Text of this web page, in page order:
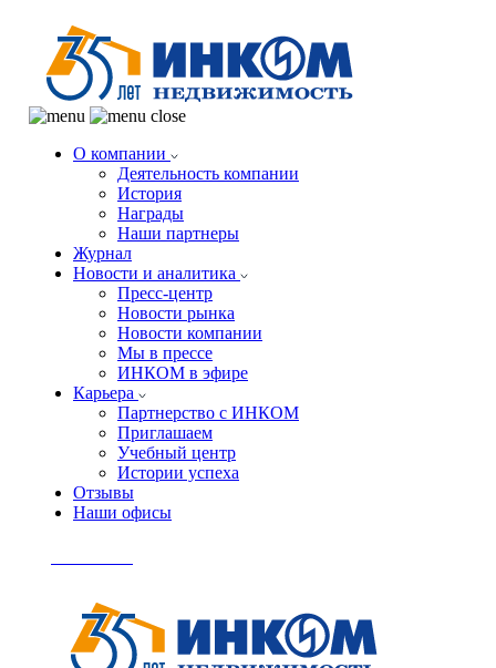
О компании
Деятельность компании
История
Награды
Наши партнеры
Журнал
Новости и аналитика
Пресс-центр
Новости рынка
Новости компании
Мы в прессе
ИНКОМ в эфире
Карьера
Партнерство с ИНКОМ
Приглашаем
Учебный центр
Истории успеха
Отзывы
Наши офисы